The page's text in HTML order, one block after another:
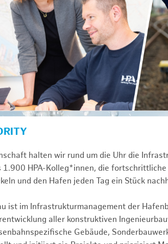
halten wir rund um die Uhr die
1.900 HPA-Kolleg*innen, die
und den Hafen jeden Tag ein Stück
ist im Infrastrukturmanagement der
aller konstruktiven
Gebäude,